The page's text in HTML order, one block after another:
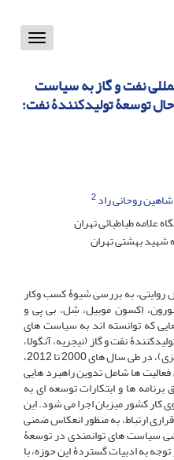
Toggle
نفت و گاز به سیاست
توسعۀ تولیدکنندۀ نفت؛
شاهین روحانی راد2
علامه طباطبائی تهران
شهید بهشتی تهران
روایتی، به بررسی شیوۀ کسب وکار
اِکسون موبیل، شِل، بی پی و
که توانسته اند به سیاست های
نفت و گاز (نیجریه، آنگولا،
ونزوئلا، قزاقستان، برزیل، یمن و اندونزی)، در طی سال های 2000 تا 2012،
ها شامل تدوین راهبرد هایی
ها و ابتکارات توسعه ای به
کار کشور میزبان اجرا می شود. این
ارتباط، به منظور انعکاس ضمنی
سیاست های توانمندی در توسعۀ
به ادبیات گستردۀ این حوزه، با